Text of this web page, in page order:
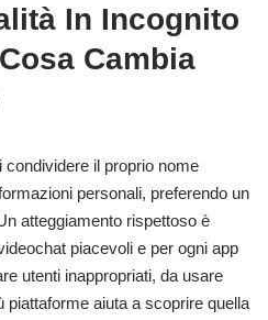
In Incognito
Cambia
il proprio nome
personali, preferendo un
atteggiamento rispettoso è
piacevoli e per ogni app
utenti inappropriati, da usare
aiuta a scoprire quella